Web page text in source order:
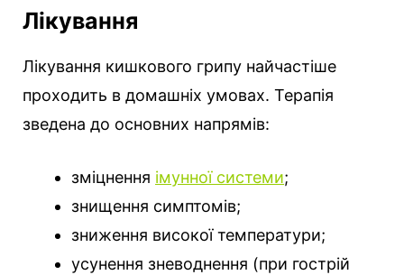
Лікування
Лікування кишкового грипу найчастіше
проходить в домашніх умовах. Терапія
зведена до основних напрямів:
зміцнення імунної системи;
знищення симптомів;
зниження високої температури;
усунення зневоднення (при гострій